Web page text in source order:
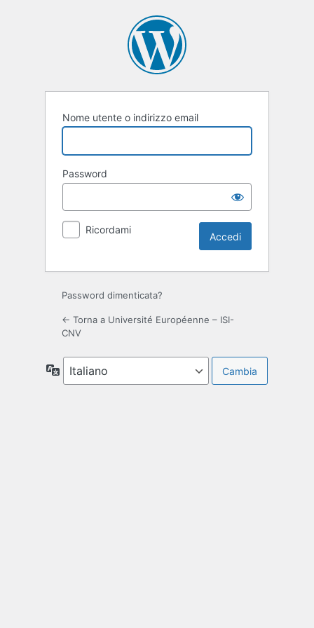
Nome utente o indirizzo email
Password
Ricordami
Password dimenticata?
← Torna a Université Européenne – ISI-
CNV
Lingua